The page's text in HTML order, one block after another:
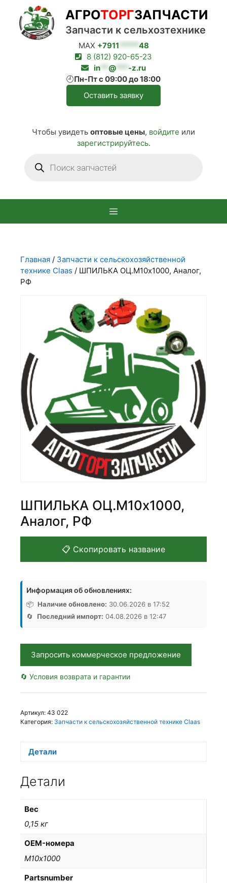
Перейти
содержимому
MAX +7911 ***** 48
8 (812) 920-65-23
in
@ *** -z.ru
🕘Пн-Пт с 09:00 до 18:00
Оставить заявку
Чтобы увидеть оптовые цены, войдите или
зарегистрируйтесь.
товаров
АГРОТОРГЗАПЧАСТИ
Запчасти к сельхозтехнике
Главная / Запчасти к сельскохозяйственной
технике Claas / ШПИЛЬКА ОЦ.М10х1000, Аналог,
РФ
ШПИЛЬКА ОЦ.М10х1000,
Аналог, РФ
📋 Скопировать название
Информация об обновлениях:
📦 Наличие обновлено: 30.06.2026 в 17:52
🔄
Последний импорт: 04.08.2026 в 12:47
Запросить коммерческое предложение
🔄 Условия возврата и гарантии
Артикул: 43 022
Категория: Запчасти к сельскохозяйственной технике Claas
Детали
Детали
Вес
0,15 кг
OEM-номера
М10х1000
Partsnumber